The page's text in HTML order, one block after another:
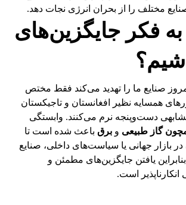
مختلف را از بحران انرژی نجات دهد.
به فکر جایگزین‌های
صنایع ما را تهدید می‌کند فقط مختص
همسایه نظیر افغانستان و تاجیکستان
دست‌وپنجه نرم می‌کنند. وابستگی
گاز طبیعی وبرق باعث شده است تا
بازار جهانی یا سیاست‌های داخلی، صنایع
یافتن جایگزین‌های مطمئن و
است.